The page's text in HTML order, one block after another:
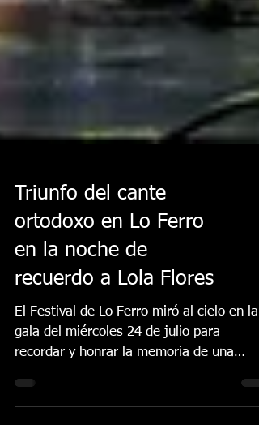
Triunfo del cante
ortodoxo en Lo Ferro
en la noche de
recuerdo a Lola Flores
gala del miércoles 24 de julio para
recordar y honrar la memoria de una